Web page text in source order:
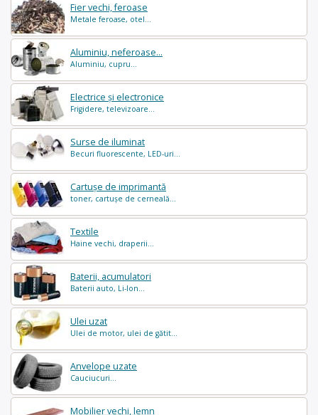
Fier vechi, feroase
Metale feroase, otel...
Aluminiu, neferoase...
Aluminiu, cupru...
Electrice și electronice
Frigidere, televizoare...
Surse de iluminat
Becuri fluorescente, LED-uri...
Cartușe de imprimantă
toner, cartușe de cerneală...
Textile
Haine vechi, draperii...
Baterii, acumulatori
Baterii auto, Li-Ion...
Ulei uzat
Ulei de motor, ulei de gătit...
Anvelope uzate
Cauciucuri...
Mobilier vechi, lemn